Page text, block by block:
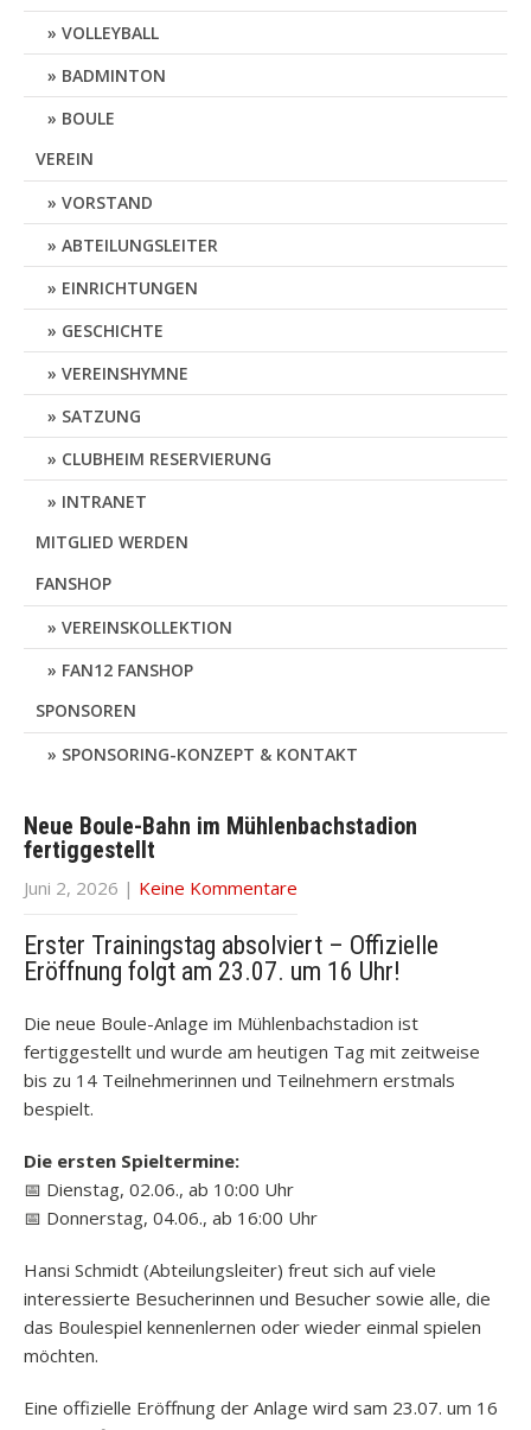
VOLLEYBALL
BADMINTON
BOULE
VEREIN
VORSTAND
ABTEILUNGSLEITER
EINRICHTUNGEN
GESCHICHTE
VEREINSHYMNE
SATZUNG
CLUBHEIM RESERVIERUNG
INTRANET
MITGLIED WERDEN
FANSHOP
VEREINSKOLLEKTION
FAN12 FANSHOP
SPONSOREN
SPONSORING-KONZEPT & KONTAKT
Neue Boule-Bahn im Mühlenbachstadion
fertiggestellt
Juni 2, 2026 | Keine Kommentare
Erster Trainingstag absolviert – Offizielle
Eröffnung folgt am 23.07. um 16 Uhr!
Die neue Boule-Anlage im Mühlenbachstadion ist
fertiggestellt und wurde am heutigen Tag mit zeitweise
bis zu 14 Teilnehmerinnen und Teilnehmern erstmals
bespielt.
Die ersten Spieltermine:
📅 Dienstag, 02.06., ab 10:00 Uhr
📅 Donnerstag, 04.06., ab 16:00 Uhr
Hansi Schmidt (Abteilungsleiter) freut sich auf viele
interessierte Besucherinnen und Besucher sowie alle, die
das Boulespiel kennenlernen oder wieder einmal spielen
möchten.
Eine offizielle Eröffnung der Anlage wird sam 23.07. um 16